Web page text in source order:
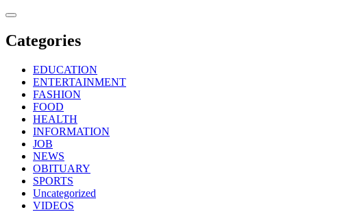
Skip
content
Categories
EDUCATION
ENTERTAINMENT
FASHION
FOOD
HEALTH
INFORMATION
JOB
NEWS
OBITUARY
SPORTS
Uncategorized
VIDEOS